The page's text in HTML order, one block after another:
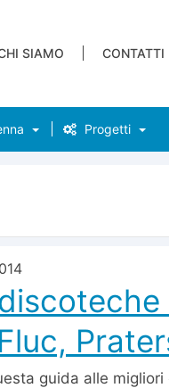
SIAMO CONTATTI
Progetti
guida alle